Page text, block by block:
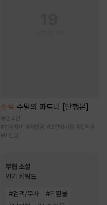
소설 주말의 파트너 [단행본]
2.4만
#신분차이 #재벌공 #3인칭시점 #집착공
#미인공
무협 소설
인기 키워드
#검객/무사 #귀환물